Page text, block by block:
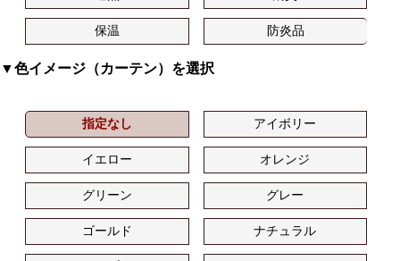
保温 防炎品
▼色イメージ（カーテン）を選択
指定なし アイボリー
イエロー オレンジ
グリーン グレー
ゴールド ナチュラル